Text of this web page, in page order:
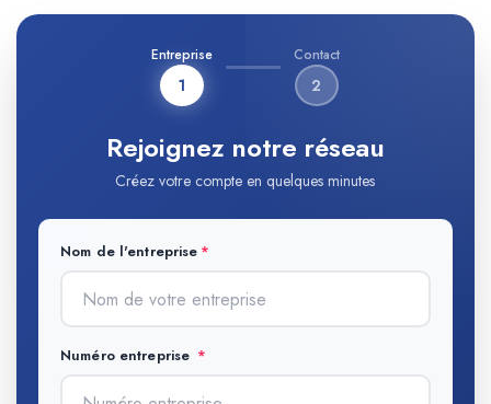
Entreprise
1
Contact
2
Rejoignez notre réseau
Créez votre compte en quelques minutes
Nom de l'entreprise
Numéro entreprise